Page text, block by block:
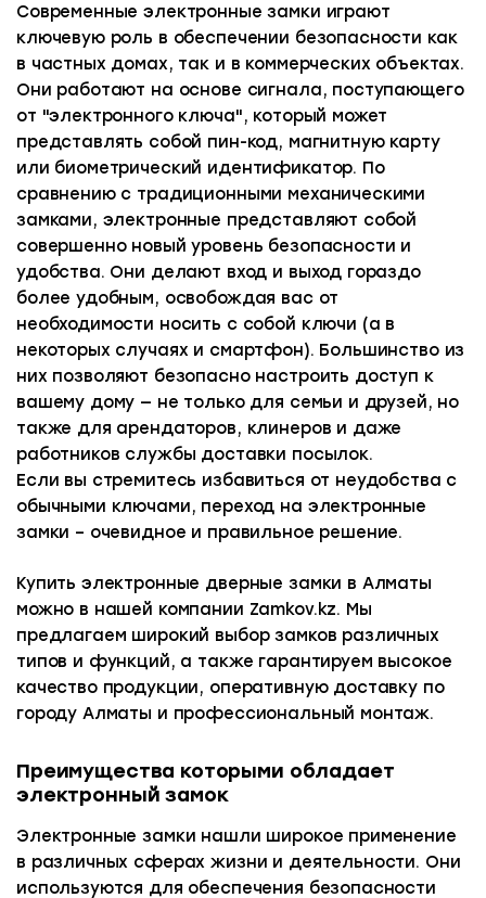
Современные электронные замки играют
ключевую роль в обеспечении безопасности как
в частных домах, так и в коммерческих объектах.
Они работают на основе сигнала, поступающего
от "электронного ключа", который может
представлять собой пин-код, магнитную карту
или биометрический идентификатор. По
сравнению с традиционными механическими
замками, электронные представляют собой
совершенно новый уровень безопасности и
удобства. Они делают вход и выход гораздо
более удобным, освобождая вас от
необходимости носить с собой ключи (а в
некоторых случаях и смартфон). Большинство из
них позволяют безопасно настроить доступ к
вашему дому — не только для семьи и друзей, но
также для арендаторов, клинеров и даже
работников службы доставки посылок.
Если вы стремитесь избавиться от неудобства с
обычными ключами, переход на электронные
замки – очевидное и правильное решение.
Купить электронные дверные замки в Алматы
можно в нашей компании Zamkov.kz. Мы
предлагаем широкий выбор замков различных
типов и функций, а также гарантируем высокое
качество продукции, оперативную доставку по
городу Алматы и профессиональный монтаж.
Преимущества которыми обладает
электронный замок
Электронные замки нашли широкое применение
в различных сферах жизни и деятельности. Они
используются для обеспечения безопасности